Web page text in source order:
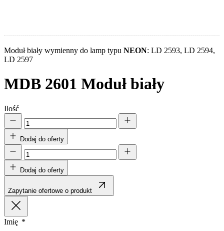
Moduł biały wymienny do lamp typu NEON: LD 2593, LD 2594,
LD 2597
MDB 2601 Moduł biały
Ilość
Dodaj do oferty
Dodaj do oferty
Zapytanie ofertowe o produkt
Imię